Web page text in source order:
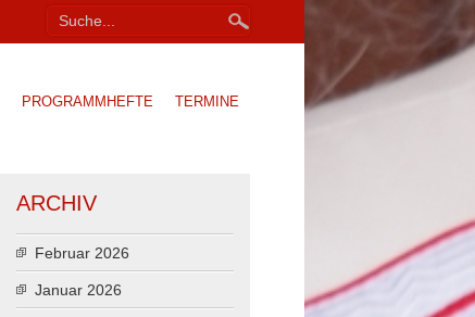
PROGRAMMHEFTE TERMINE
ARCHIV
Februar 2026
Januar 2026